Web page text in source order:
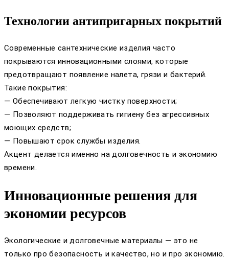
Технологии антипригарных покрытий
Современные сантехнические изделия часто
покрываются инновационными слоями, которые
предотвращают появление налета, грязи и бактерий.
Такие покрытия:
— Обеспечивают легкую чистку поверхности;
— Позволяют поддерживать гигиену без агрессивных
моющих средств;
— Повышают срок службы изделия.
Акцент делается именно на долговечность и экономию
времени.
Инновационные решения для
экономии ресурсов
Экологические и долговечные материалы — это не
только про безопасность и качество, но и про экономию.